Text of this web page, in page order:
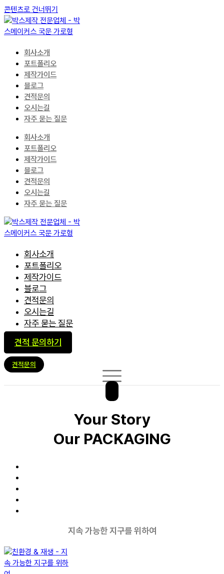
콘텐츠로 건너뛰기
회사소개
포트폴리오
제작가이드
블로그
견적문의
오시는길
자주 묻는 질문
회사소개
포트폴리오
제작가이드
블로그
견적문의
오시는길
자주 묻는 질문
회사소개
포트폴리오
제작가이드
블로그
견적문의
오시는길
자주 묻는 질문
견적 문의하기
견적문의
Your Story
Our PACKAGING
지속 가능한 지구를 위하여